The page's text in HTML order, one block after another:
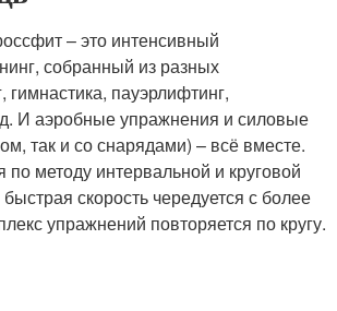
– это интенсивный
собранный из разных
гимнастика, пауэрлифтинг,
И аэробные упражнения и силовые
так и со снарядами) – всё вместе.
по методу интервальной и круговой
скорость чередуется с более
упражнений повторяется по кругу.